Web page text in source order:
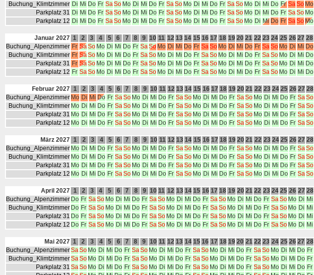
Buchung_Klimtzimmer Di Mi Do Fr SaSo Mo Di Mi Do Fr SaSo Mo Di Mi Do Fr SaSo Mo Di Mi Do Fr SaSo Mo
Parkplatz 31 Di Mi Do Fr SaSo Mo Di Mi Do Fr SaSo Mo Di Mi Do Fr SaSo Mo Di Mi Do Fr SaSo Mo
Parkplatz 12 Di Mi Do Fr SaSo Mo Di Mi Do Fr SaSo Mo Di Mi Do Fr SaSo Mo Di Mi Do Fr SaSo Mo
Januar 2027 1 2 3 4 5 6 7 8 9 10 11 12 13 14 15 16 17 18 19 20 21 22 23 24 25 26 27 28
Buchung_Alpenzimmer Fr SaSo Mo Di Mi Do Fr SaSo Mo Di Mi Do Fr SaSo Mo Di Mi Do Fr SaSo Mo Di Mi Do
Buchung_Klimtzimmer Fr SaSo Mo Di Mi Do Fr SaSo Mo Di Mi Do Fr SaSo Mo Di Mi Do Fr SaSo Mo Di Mi Do
Parkplatz 31 Fr SaSo Mo Di Mi Do Fr SaSo Mo Di Mi Do Fr SaSo Mo Di Mi Do Fr SaSo Mo Di Mi Do
Parkplatz 12 Fr SaSo Mo Di Mi Do Fr SaSo Mo Di Mi Do Fr SaSo Mo Di Mi Do Fr SaSo Mo Di Mi Do
Februar 2027 1 2 3 4 5 6 7 8 9 10 11 12 13 14 15 16 17 18 19 20 21 22 23 24 25 26 27 28
Buchung_Alpenzimmer Mo Di Mi Do Fr SaSo Mo Di Mi Do Fr SaSo Mo Di Mi Do Fr SaSo Mo Di Mi Do Fr SaSo
Buchung_Klimtzimmer Mo Di Mi Do Fr SaSo Mo Di Mi Do Fr SaSo Mo Di Mi Do Fr SaSo Mo Di Mi Do Fr SaSo
Parkplatz 31 Mo Di Mi Do Fr SaSo Mo Di Mi Do Fr SaSo Mo Di Mi Do Fr SaSo Mo Di Mi Do Fr SaSo
Parkplatz 12 Mo Di Mi Do Fr SaSo Mo Di Mi Do Fr SaSo Mo Di Mi Do Fr SaSo Mo Di Mi Do Fr SaSo
März 2027 1 2 3 4 5 6 7 8 9 10 11 12 13 14 15 16 17 18 19 20 21 22 23 24 25 26 27 28
Buchung_Alpenzimmer Mo Di Mi Do Fr SaSo Mo Di Mi Do Fr SaSo Mo Di Mi Do Fr SaSo Mo Di Mi Do Fr SaSo
Buchung_Klimtzimmer Mo Di Mi Do Fr SaSo Mo Di Mi Do Fr SaSo Mo Di Mi Do Fr SaSo Mo Di Mi Do Fr SaSo
Parkplatz 31 Mo Di Mi Do Fr SaSo Mo Di Mi Do Fr SaSo Mo Di Mi Do Fr SaSo Mo Di Mi Do Fr SaSo
Parkplatz 12 Mo Di Mi Do Fr SaSo Mo Di Mi Do Fr SaSo Mo Di Mi Do Fr SaSo Mo Di Mi Do Fr SaSo
April 2027 1 2 3 4 5 6 7 8 9 10 11 12 13 14 15 16 17 18 19 20 21 22 23 24 25 26 27 28
Buchung_Alpenzimmer Do Fr SaSo Mo Di Mi Do Fr SaSo Mo Di Mi Do Fr SaSo Mo Di Mi Do Fr SaSo Mo Di Mi
Buchung_Klimtzimmer Do Fr SaSo Mo Di Mi Do Fr SaSo Mo Di Mi Do Fr SaSo Mo Di Mi Do Fr SaSo Mo Di Mi
Parkplatz 31 Do Fr SaSo Mo Di Mi Do Fr SaSo Mo Di Mi Do Fr SaSo Mo Di Mi Do Fr SaSo Mo Di Mi
Parkplatz 12 Do Fr SaSo Mo Di Mi Do Fr SaSo Mo Di Mi Do Fr SaSo Mo Di Mi Do Fr SaSo Mo Di Mi
Mai 2027 1 2 3 4 5 6 7 8 9 10 11 12 13 14 15 16 17 18 19 20 21 22 23 24 25 26 27 28
Buchung_AlpenzimmerSaSo Mo Di Mi Do Fr SaSo Mo Di Mi Do Fr SaSo Mo Di Mi Do Fr SaSo Mo Di Mi Do Fr
Buchung_KlimtzimmerSaSo Mo Di Mi Do Fr SaSo Mo Di Mi Do Fr SaSo Mo Di Mi Do Fr SaSo Mo Di Mi Do Fr
Parkplatz 31 SaSo Mo Di Mi Do Fr SaSo Mo Di Mi Do Fr SaSo Mo Di Mi Do Fr SaSo Mo Di Mi Do Fr